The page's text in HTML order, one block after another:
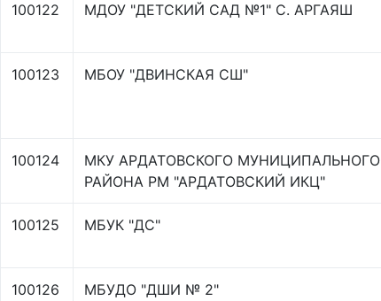
100122 МДОУ "ДЕТСКИЙ САД №1" С. АРГАЯШ
100123 МБОУ "ДВИНСКАЯ СШ"
100124
МКУ АРДАТОВСКОГО МУНИЦИПАЛЬНОГО
РАЙОНА РМ "АРДАТОВСКИЙ ИКЦ"
100125 МБУК "ДС"
100126 МБУДО "ДШИ № 2"